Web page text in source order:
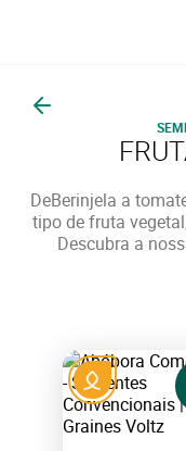
Voltar
DeBerinjela a
tipo de fruta
Descubra a